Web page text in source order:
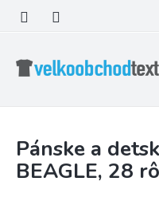
obsah
Pánske a
BEAGLE, 28